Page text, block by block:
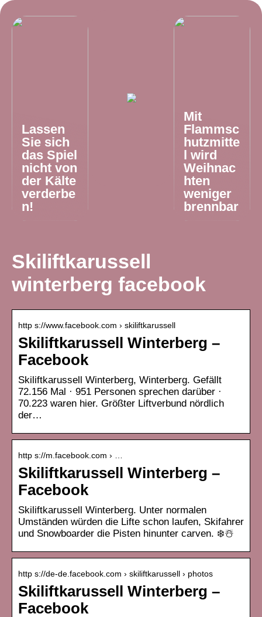
Lassen
Sie sich
das Spiel
nicht von
der Kälte
verderbe
n!
Mit
Flammsc
hutzmitte
l wird
Weihnac
hten
weniger
brennbar
Skiliftkarussell
winterberg facebook
http s://www.facebook.com › skiliftkarussell
Skiliftkarussell Winterberg –
Facebook
Skiliftkarussell Winterberg, Winterberg. Gefällt
72.156 Mal · 951 Personen sprechen darüber ·
70.223 waren hier. Größter Liftverbund nördlich
der…
http s://m.facebook.com › …
Skiliftkarussell Winterberg –
Facebook
Skiliftkarussell Winterberg. Unter normalen
Umständen würden die Lifte schon laufen, Skifahrer
und Snowboarder die Pisten hinunter carven. ❄️☃️
http s://de-de.facebook.com › skiliftkarussell › photos
Skiliftkarussell Winterberg –
Facebook